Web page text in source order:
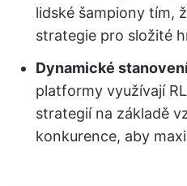
lidské šampiony tím,
strategie pro složité
Dynamické
platformy využívají
strategií na základě
konkurence, aby